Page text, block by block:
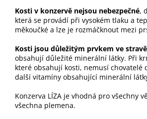
Kosti v konzervě nejsou nebezpečné,
která se provádí při vysokém tlaku a
měkoučké a lze je rozmáčknout mezi
Kosti jsou důležitým prvkem ve
obsahují důležité minerální látky. Při
které obsahují kosti, nemusí chovatelé
další vitamíny obsahující minerální
Konzerva LÍZA je vhodná pro všechny
všechna plemena.